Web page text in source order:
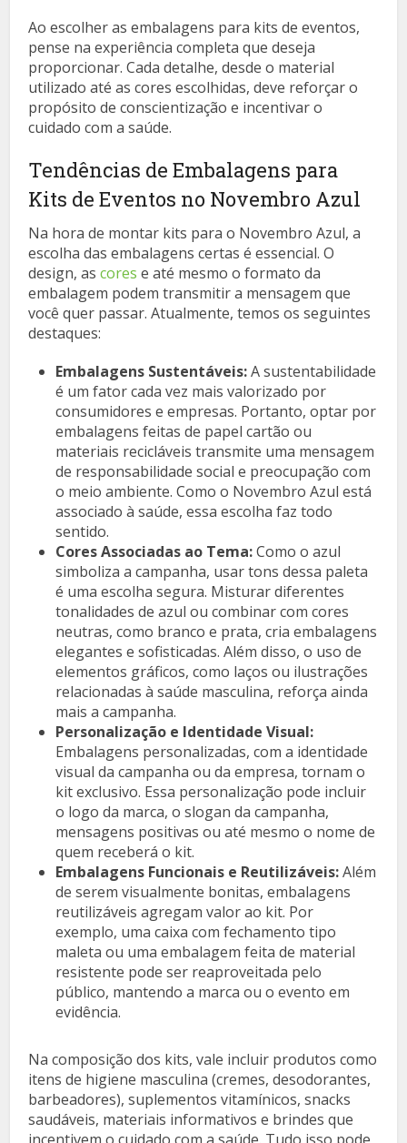
Ao escolher as embalagens para kits de eventos,
pense na experiência completa que deseja
proporcionar. Cada detalhe, desde o material
utilizado até as cores escolhidas, deve reforçar o
propósito de conscientização e incentivar o
cuidado com a saúde.
Tendências de Embalagens para
Kits de Eventos no Novembro Azul
Na hora de montar kits para o Novembro Azul, a
escolha das embalagens certas é essencial. O
design, ascores e até mesmo o formato da
embalagem podem transmitir a mensagem que
você quer passar. Atualmente, temos os seguintes
destaques:
Embalagens Sustentáveis:A sustentabilidade
é um fator cada vez mais valorizado por
consumidores e empresas. Portanto, optar por
embalagens feitas de papel cartão ou
materiais recicláveis transmite uma mensagem
de responsabilidade social e preocupação com
o meio ambiente. Como o Novembro Azul está
associado à saúde, essa escolha faz todo
sentido.
Cores Associadas ao Tema:Como o azul
simboliza a campanha, usar tons dessa paleta
é uma escolha segura. Misturar diferentes
tonalidades de azul ou combinar com cores
neutras, como branco e prata, cria embalagens
elegantes e sofisticadas. Além disso, o uso de
elementos gráficos, como laços ou ilustrações
relacionadas à saúde masculina, reforça ainda
mais a campanha.
Personalização e Identidade Visual:
Embalagens personalizadas, com a identidade
visual da campanha ou da empresa, tornam o
kit exclusivo. Essa personalização pode incluir
o logo da marca, o slogan da campanha,
mensagens positivas ou até mesmo o nome de
quem receberá o kit.
Embalagens Funcionais e Reutilizáveis:Além
de serem visualmente bonitas, embalagens
reutilizáveis agregam valor ao kit. Por
exemplo, uma caixa com fechamento tipo
maleta ou uma embalagem feita de material
resistente pode ser reaproveitada pelo
público, mantendo a marca ou o evento em
evidência.
Na composição dos kits, vale incluir produtos como
itens de higiene masculina (cremes, desodorantes,
barbeadores), suplementos vitamínicos, snacks
saudáveis, materiais informativos e brindes que
incentivem o cuidado com a saúde. Tudo isso pode